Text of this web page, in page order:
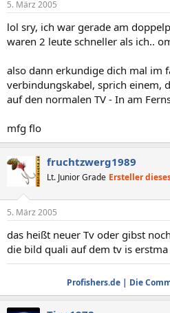
5. März 2005
lol sry, ich war gerade am
waren 2 leute schneller als ich..
also dann erkundige dich mal im
verbindungskabel, sprich einem,
auf den normalen TV - In am
mfg flo
fruchtzwerg1989
Lt. Junior Grade Ersteller
5. März 2005
das heißt neuer Tv oder gibst
die bild quali auf dem tv is
Profishers.de | Die